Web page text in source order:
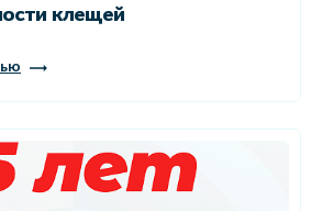
клещей